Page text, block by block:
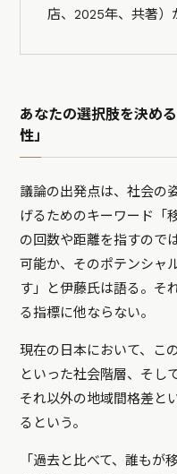
店、2025年、共著）
あなたの選択肢を決め
性」
議論の出発点は、社会の
げるためのキーワード「
の回数や距離を指すので
可能か、そのポテンシャ
す」と伊藤氏は語る。そ
る指標に他ならない。
現在の日本において、こ
といった社会階層、そし
それ以外の地域間格差と
るという。
「過去と比べて、誰もが